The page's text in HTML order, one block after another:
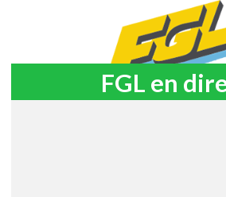
FGL en